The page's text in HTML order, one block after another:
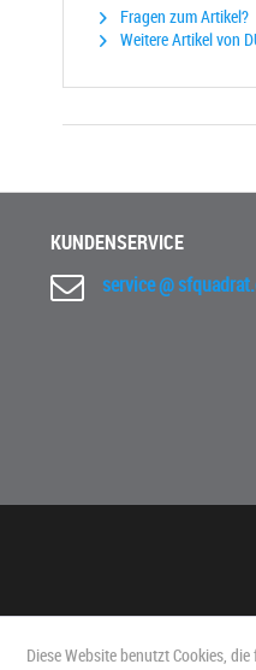
Fragen zum Artikel?
Weitere Artikel von
KUNDENSERVICE
service @
Diese Website benutzt Cookies,